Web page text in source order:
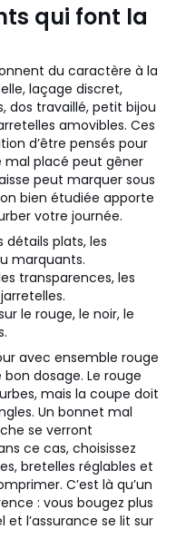
qui font la
du caractère à la
laçage discret,
dos travaillé, petit bijou
amovibles. Ces
d’être pensés pour
mal placé peut gêner
peut marquer sous
bien étudiée apporte
votre journée.
détails plats, les
marquants.
transparences, les
le rouge, le noir, le
avec ensemble rouge
dosage. Le rouge
mais la coupe doit
Un bonnet mal
se verront
ce cas, choisissez
bretelles réglables et
C’est là qu’un
: vous bougez plus
l’assurance se lit sur